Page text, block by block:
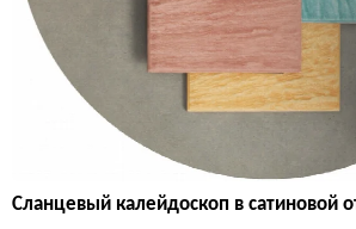
Сланцевый калейдоскоп в сатиновой